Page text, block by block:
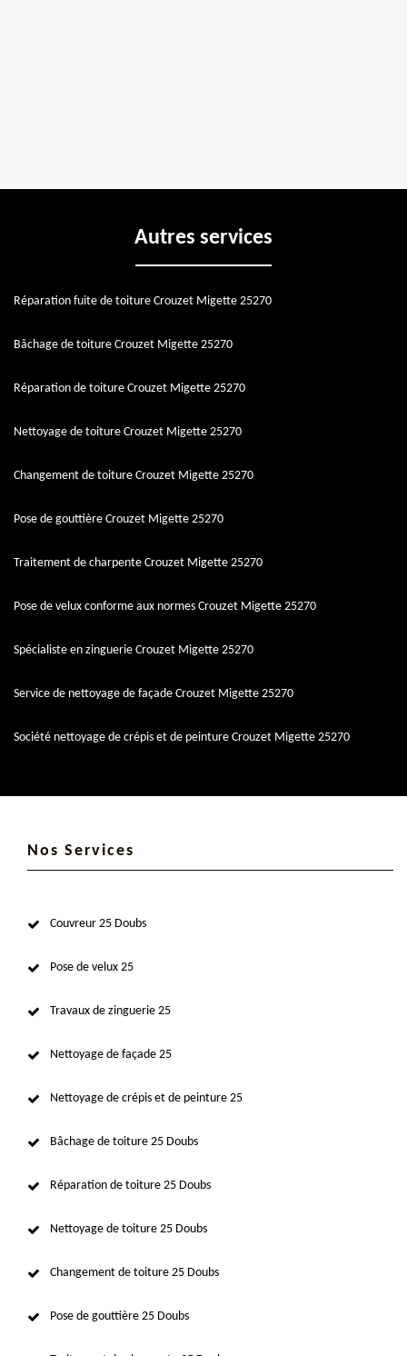
Autres services
Réparation fuite de toiture Crouzet Migette 25270
Bâchage de toiture Crouzet Migette 25270
Réparation de toiture Crouzet Migette 25270
Nettoyage de toiture Crouzet Migette 25270
Changement de toiture Crouzet Migette 25270
Pose de gouttière Crouzet Migette 25270
Traitement de charpente Crouzet Migette 25270
Pose de velux conforme aux normes Crouzet Migette 25270
Spécialiste en zinguerie Crouzet Migette 25270
Service de nettoyage de façade Crouzet Migette 25270
Société nettoyage de crépis et de peinture Crouzet Migette 25270
Nos Services
Couvreur 25 Doubs
Pose de velux 25
Travaux de zinguerie 25
Nettoyage de façade 25
Nettoyage de crépis et de peinture 25
Bâchage de toiture 25 Doubs
Réparation de toiture 25 Doubs
Nettoyage de toiture 25 Doubs
Changement de toiture 25 Doubs
Pose de gouttière 25 Doubs